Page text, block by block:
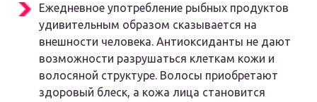
Ежедневное употребление рыбных продуктов
удивительным образом сказывается на
внешности человека. Антиоксиданты не дают
возможности разрушаться клеткам кожи и
волосяной структуре. Волосы приобретают
здоровый блеск, а кожа лица становится